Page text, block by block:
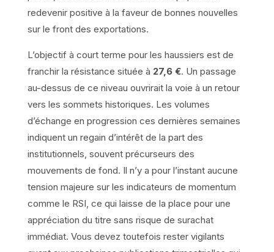
redevenir positive à la faveur de bonnes nouvelles
sur le front des exportations.
L’objectif à court terme pour les haussiers est de
franchir la résistance située à 27,6 €. Un passage
au-dessus de ce niveau ouvrirait la voie à un retour
vers les sommets historiques. Les volumes
d’échange en progression ces dernières semaines
indiquent un regain d’intérêt de la part des
institutionnels, souvent précurseurs des
mouvements de fond. Il n’y a pour l’instant aucune
tension majeure sur les indicateurs de momentum
comme le RSI, ce qui laisse de la place pour une
appréciation du titre sans risque de surachat
immédiat. Vous devez toutefois rester vigilants